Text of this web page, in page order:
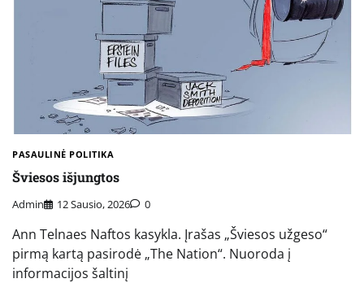
PASAULINĖ POLITIKA
Šviesos išjungtos
Admin 12 Sausio, 2026 0
Ann Telnaes Naftos kasykla. Įrašas „Šviesos užgeso“
pirmą kartą pasirodė „The Nation“. Nuoroda į
informacijos šaltinį